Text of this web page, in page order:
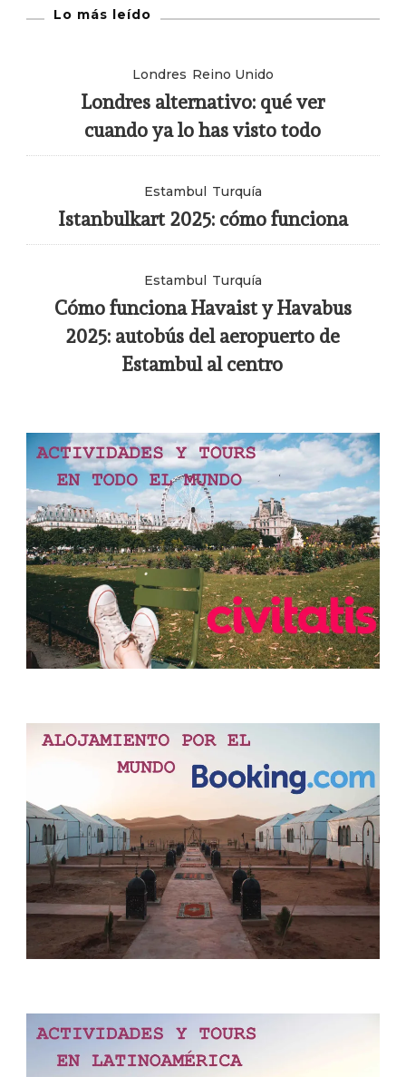
Lo más leído
Londres Reino Unido
Londres alternativo: qué ver
cuando ya lo has visto todo
Estambul Turquía
Istanbulkart 2025: cómo funciona
Estambul Turquía
Cómo funciona Havaist y Havabus
2025: autobús del aeropuerto de
Estambul al centro